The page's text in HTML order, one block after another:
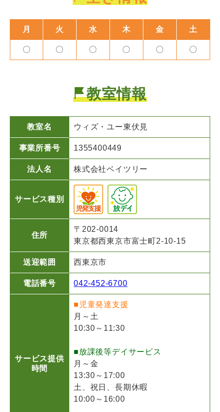
月 火 水 木 金 土
〇 〇 〇 〇 〇 〇
教室情報
教室名 ウィズ・ユー東伏見
事業所番号 1355400449
法人名 株式会社ベイツリー
サービス種別
住所
〒202-0014
東京都西東京市富士町2-10-15
送迎範囲 西東京市
電話番号 042-452-6700
サービス提供
時間
■児童発達支援
月～土
10:30～11:30
■放課後等デイサービス
月～金
13:30～17:00
土、祝日、長期休暇
10:00～16:00